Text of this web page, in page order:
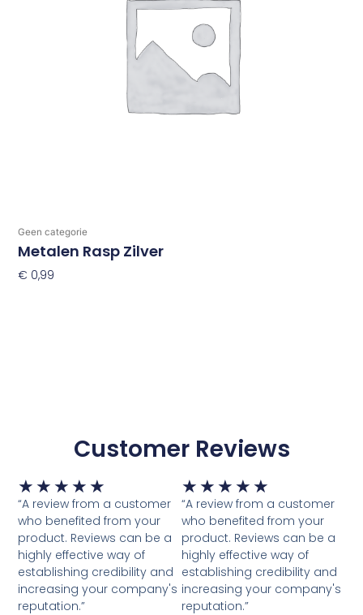
Geen categorie
Metalen Rasp Zilver
€ 0,99
Customer Reviews
★ ★ ★ ★ ★ Waardering
5
van
5
“A review from a customer
who benefited from your
product. Reviews can be a
highly effective way of
establishing credibility and
increasing your company's
reputation.”
★ ★ ★ ★ ★
5
van
5
“A review from a customer
who benefited from your
product. Reviews can be a
highly effective way of
establishing credibility and
increasing your company's
reputation.”